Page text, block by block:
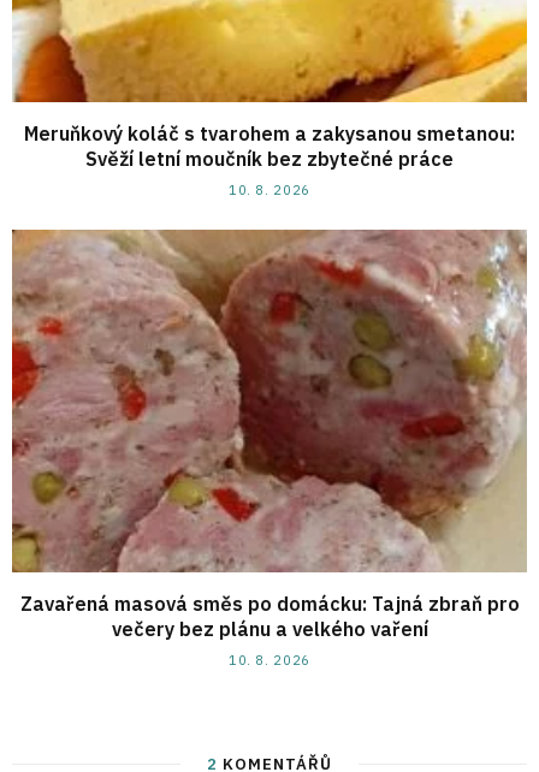
Meruňkový koláč s tvarohem a zakysanou smetanou:
Svěží letní moučník bez zbytečné práce
10. 8. 2026
Zavařená masová směs po domácku: Tajná zbraň pro
večery bez plánu a velkého vaření
10. 8. 2026
2 KOMENTÁŘŮ